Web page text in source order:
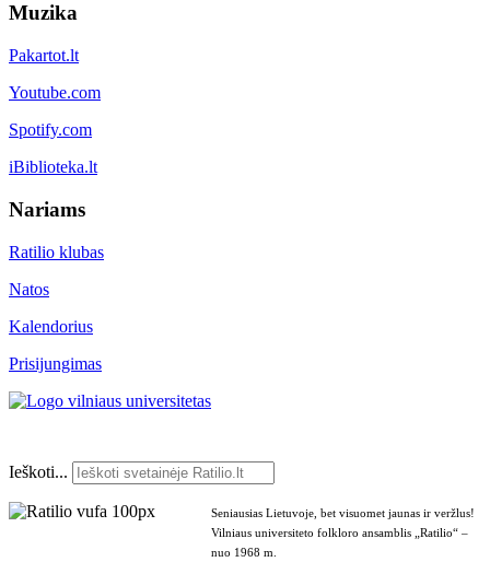
Muzika
Pakartot.lt
Youtube.com
Spotify.com
iBiblioteka.lt
Nariams
Ratilio klubas
Natos
Kalendorius
Prisijungimas
Ieškoti...
Seniausias Lietuvoje, bet visuomet jaunas ir veržlus!
Vilniaus universiteto folkloro ansamblis „Ratilio“ –
nuo 1968 m.